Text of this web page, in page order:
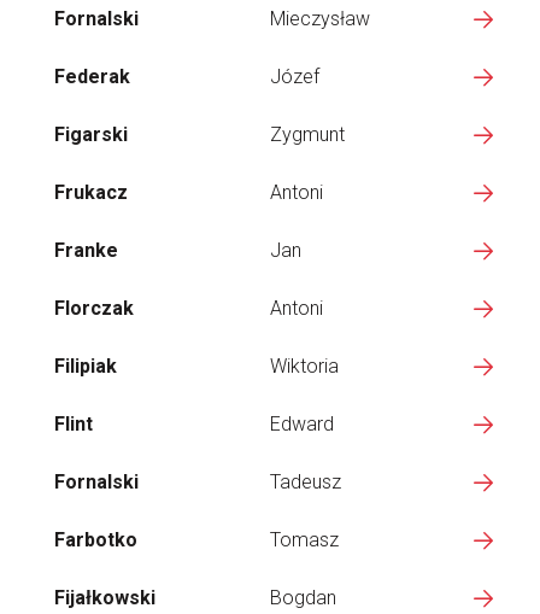
Fornalski Mieczysław
Federak Józef
Figarski Zygmunt
Frukacz Antoni
Franke Jan
Florczak Antoni
Filipiak Wiktoria
Flint Edward
Fornalski Tadeusz
Farbotko Tomasz
Fijałkowski Bogdan